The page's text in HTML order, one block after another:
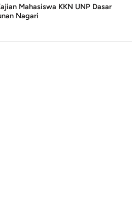
Mahasiswa KKN UNP Dasar
Nagari